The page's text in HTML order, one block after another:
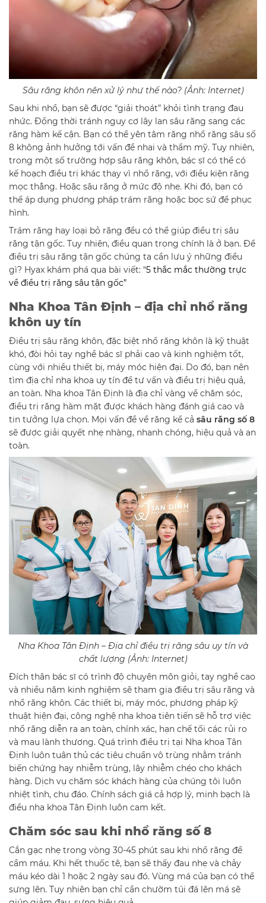
Sâu răng khôn nên xử lý như thế nào? (Ảnh: Internet)
Sau khi nhổ, bạn sẽ được “giải thoát” khỏi tình trạng đau
nhức. Đồng thời tránh nguy cơ lây lan sâu răng sang các
răng hàm kế cận. Bạn có thể yên tâm răng nhổ răng sâu số
8 không ảnh hưởng tới vấn đề nhai và thẩm mỹ. Tuy nhiên,
trong một số trường hợp sâu răng khôn, bác sĩ có thể có
kế hoạch điều trị khác thay vì nhổ răng, với điều kiện răng
mọc thẳng. Hoặc sâu răng ở mức độ nhẹ. Khi đó, bạn có
thể áp dụng phương pháp trám răng hoặc bọc sứ để phục
hình.
Trám răng hay loại bỏ răng đều có thể giúp điều trị sâu
răng tận gốc. Tuy nhiên, điều quan trọng chính là ở bạn. Để
điều trị sâu răng tận gốc chúng ta cần lưu ý những điều
gì? Hyax khám phá qua bài viết: “5 thắc mắc thường trực
về điều trị răng sâu tận gốc”
Nha Khoa Tân Định – địa chỉ nhổ răng
khôn uy tín
Điều trị sâu răng khôn, đặc biệt nhổ răng khôn là kỹ thuật
khó, đòi hỏi tay nghề bác sĩ phải cao và kinh nghiệm tốt,
cùng với nhiều thiết bị, máy móc hiện đại. Do đó, bạn nên
tìm địa chỉ nha khoa uy tín để tư vấn và điều trị hiệu quả,
an toàn. Nha khoa Tân Định là địa chỉ vàng về chăm sóc,
điều trị răng hàm mặt được khách hàng đánh giá cao và
tin tưởng lựa chọn. Mọi vấn đề về răng kể cả sâu răng số 8
sẽ được giải quyết nhẹ nhàng, nhanh chóng, hiệu quả và an
toàn.
Nha Khoa Tân Định – Địa chỉ điều trị răng sâu uy tín và
chất lượng (Ảnh: Internet)
Đích thân bác sĩ có trình độ chuyên môn giỏi, tay nghề cao
và nhiều năm kinh nghiệm sẽ tham gia điều trị sâu răng và
nhổ răng khôn. Các thiết bị, máy móc, phương pháp kỹ
thuật hiện đại, công nghệ nha khoa tiên tiến sẽ hỗ trợ việc
nhổ răng diễn ra an toàn, chính xác, hạn chế tối các rủi ro
và mau lành thương. Quá trình điều trị tại Nha khoa Tân
Định luôn tuân thủ các tiêu chuẩn vô trùng nhằm tránh
biến chứng hay nhiễm trùng, lây nhiễm chéo cho khách
hàng. Dịch vụ chăm sóc khách hàng của chúng tôi luôn
nhiệt tình, chu đáo. Chính sách giá cả hợp lý, minh bạch là
điều nha khoa Tân Định luôn cam kết.
Chăm sóc sau khi nhổ răng số 8
Cắn gạc nhẹ trong vòng 30-45 phút sau khi nhổ răng để
cầm máu. Khi hết thuốc tê, bạn sẽ thấy đau nhẹ và chảy
máu kéo dài 1 hoặc 2 ngày sau đó. Vùng má của bạn có thể
sưng lên. Tuy nhiên bạn chỉ cần chườm túi đá lên má sẽ